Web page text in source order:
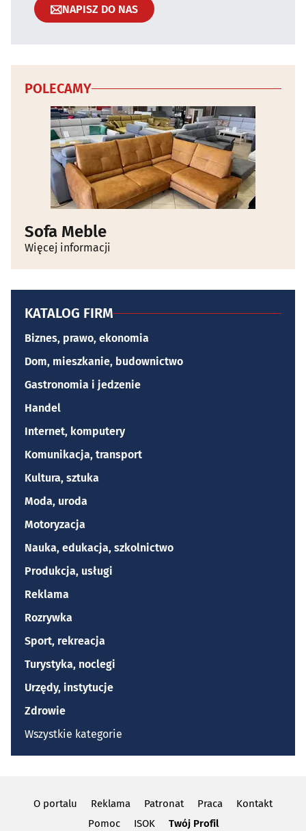
NAPISZ DO NAS
POLECAMY
Sofa Meble
Więcej informacji
KATALOG FIRM
Biznes, prawo, ekonomia
Dom, mieszkanie, budownictwo
Gastronomia i jedzenie
Handel
Internet, komputery
Komunikacja, transport
Kultura, sztuka
Moda, uroda
Motoryzacja
Nauka, edukacja, szkolnictwo
Produkcja, usługi
Reklama
Rozrywka
Sport, rekreacja
Turystyka, noclegi
Urzędy, instytucje
Zdrowie
Wszystkie kategorie
O portalu Reklama Patronat Praca
Kontakt
Pomoc
ISOK Twój Profil